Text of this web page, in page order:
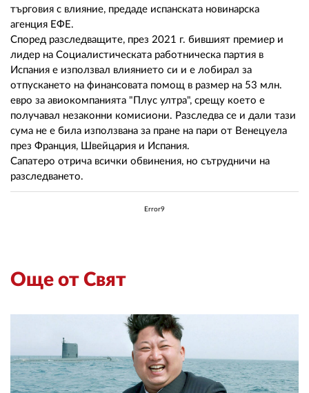
търговия с влияние, предаде испанската новинарска
агенция ЕФЕ.
Според разследващите, през 2021 г. бившият премиер и
лидер на Социалистическата работническа партия в
Испания е използвал влиянието си и е лобирал за
отпускането на финансовата помощ в размер на 53 млн.
евро за авиокомпанията "Плус ултра", срещу което е
получавал незаконни комисиони. Разследва се и дали тази
сума не е била използвана за пране на пари от Венецуела
през Франция, Швейцария и Испания.
Сапатеро отрича всички обвинения, но сътрудничи на
разследването.
Error9
Още от Свят